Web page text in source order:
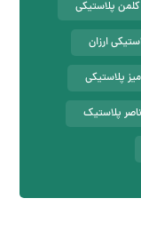
پلاستیکی
ارزان
پلاستیکی
پلاستیک